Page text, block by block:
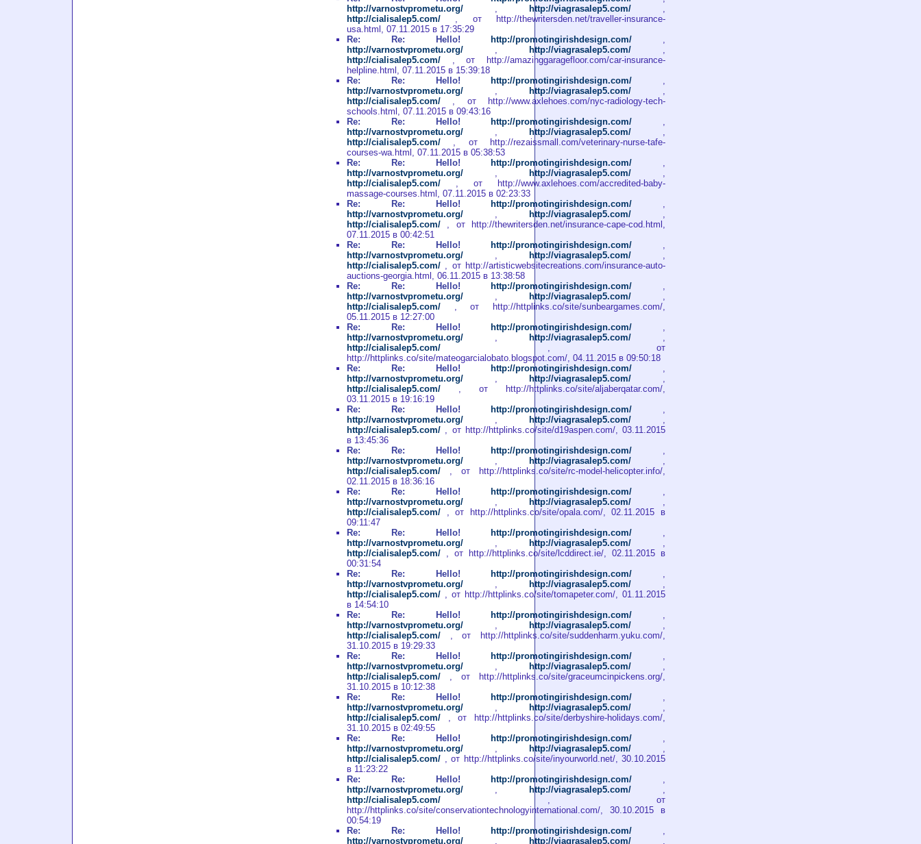
http://varnostvprometu.org/ , http://viagrasalep5.com/ ,
http://cialisalep5.com/ , от http://thewritersden.net/traveller-insurance-
usa.html, 07.11.2015 в 17:35:29
Re: Re: Hello!
http://promotingirishdesign.com/ ,
http://varnostvprometu.org/ , http://viagrasalep5.com/ ,
http://cialisalep5.com/ , от http://amazinggaragefloor.com/car-insurance-
helpline.html, 07.11.2015 в 15:39:18
Re: Re: Hello!
http://promotingirishdesign.com/ ,
http://varnostvprometu.org/ , http://viagrasalep5.com/ ,
http://cialisalep5.com/ , от http://www.axlehoes.com/nyc-radiology-tech-
schools.html, 07.11.2015 в 09:43:16
Re: Re: Hello!
http://promotingirishdesign.com/ ,
http://varnostvprometu.org/ , http://viagrasalep5.com/ ,
http://cialisalep5.com/ , от http://rezaissmall.com/veterinary-nurse-tafe-
courses-wa.html, 07.11.2015 в 05:38:53
Re: Re: Hello!
http://promotingirishdesign.com/ ,
http://varnostvprometu.org/ , http://viagrasalep5.com/ ,
http://cialisalep5.com/ , от http://www.axlehoes.com/accredited-baby-
massage-courses.html, 07.11.2015 в 02:23:33
Re: Re: Hello!
http://promotingirishdesign.com/ ,
http://varnostvprometu.org/ , http://viagrasalep5.com/ ,
http://cialisalep5.com/ , от http://thewritersden.net/insurance-cape-cod.html,
07.11.2015 в 00:42:51
Re: Re: Hello!
http://promotingirishdesign.com/ ,
http://varnostvprometu.org/ , http://viagrasalep5.com/ ,
http://cialisalep5.com/ , от http://artisticwebsitecreations.com/insurance-auto-
auctions-georgia.html, 06.11.2015 в 13:38:58
Re: Re: Hello!
http://promotingirishdesign.com/ ,
http://varnostvprometu.org/ , http://viagrasalep5.com/ ,
http://cialisalep5.com/ , от http://httplinks.co/site/sunbeargames.com/,
05.11.2015 в 12:27:00
Re: Re: Hello!
http://promotingirishdesign.com/ ,
http://varnostvprometu.org/ , http://viagrasalep5.com/ ,
http://cialisalep5.com/ , от
http://httplinks.co/site/mateogarcialobato.blogspot.com/, 04.11.2015 в 09:50:18
Re: Re: Hello!
http://promotingirishdesign.com/ ,
http://varnostvprometu.org/ , http://viagrasalep5.com/ ,
http://cialisalep5.com/ , от http://httplinks.co/site/aljaberqatar.com/,
03.11.2015 в 19:16:19
Re: Re: Hello!
http://promotingirishdesign.com/ ,
http://varnostvprometu.org/ , http://viagrasalep5.com/ ,
http://cialisalep5.com/ , от http://httplinks.co/site/d19aspen.com/, 03.11.2015
в 13:45:36
Re: Re: Hello!
http://promotingirishdesign.com/ ,
http://varnostvprometu.org/ , http://viagrasalep5.com/ ,
http://cialisalep5.com/ , от http://httplinks.co/site/rc-model-helicopter.info/,
02.11.2015 в 18:36:16
Re: Re: Hello!
http://promotingirishdesign.com/ ,
http://varnostvprometu.org/ , http://viagrasalep5.com/ ,
http://cialisalep5.com/ , от http://httplinks.co/site/opala.com/, 02.11.2015 в
09:11:47
Re: Re: Hello!
http://promotingirishdesign.com/ ,
http://varnostvprometu.org/ , http://viagrasalep5.com/ ,
http://cialisalep5.com/ , от http://httplinks.co/site/lcddirect.ie/, 02.11.2015 в
00:31:54
Re: Re: Hello!
http://promotingirishdesign.com/ ,
http://varnostvprometu.org/ , http://viagrasalep5.com/ ,
http://cialisalep5.com/ , от http://httplinks.co/site/tomapeter.com/, 01.11.2015
в 14:54:10
Re: Re: Hello!
http://promotingirishdesign.com/ ,
http://varnostvprometu.org/ , http://viagrasalep5.com/ ,
http://cialisalep5.com/ , от http://httplinks.co/site/suddenharm.yuku.com/,
31.10.2015 в 19:29:33
Re: Re: Hello!
http://promotingirishdesign.com/ ,
http://varnostvprometu.org/ , http://viagrasalep5.com/ ,
http://cialisalep5.com/ , от http://httplinks.co/site/graceumcinpickens.org/,
31.10.2015 в 10:12:38
Re: Re: Hello!
http://promotingirishdesign.com/ ,
http://varnostvprometu.org/ , http://viagrasalep5.com/ ,
http://cialisalep5.com/ , от http://httplinks.co/site/derbyshire-holidays.com/,
31.10.2015 в 02:49:55
Re: Re: Hello!
http://promotingirishdesign.com/ ,
http://varnostvprometu.org/ , http://viagrasalep5.com/ ,
http://cialisalep5.com/ , от http://httplinks.co/site/inyourworld.net/, 30.10.2015
в 11:23:22
Re: Re: Hello!
http://promotingirishdesign.com/ ,
http://varnostvprometu.org/ , http://viagrasalep5.com/ ,
http://cialisalep5.com/ , от
http://httplinks.co/site/conservationtechnologyinternational.com/, 30.10.2015 в
00:54:19
Re: Re: Hello!
http://promotingirishdesign.com/ ,
http://varnostvprometu.org/ , http://viagrasalep5.com/ ,